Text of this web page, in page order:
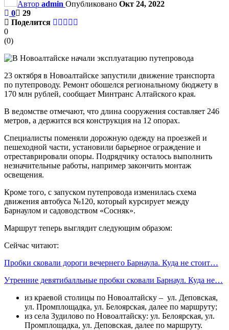
Автор admin Опубликовано Окт 24, 2022
0
29
Поделится
0
(0)
23 октября в Новоалтайске запустили движение транспорта
по путепроводу. Ремонт обошелся региональному бюджету в
170 млн рублей, сообщает Минтранс Алтайского края.
В ведомстве отмечают, что длина сооружения составляет 246
метров, а держится вся конструкция на 12 опорах.
Специалисты поменяли дорожную одежду на проезжей и
пешеходной части, установили барьерное ограждение и
отреставрировали опоры. Подрядчику осталось выполнить
незначительные работы, например закончить монтаж
освещения.
Кроме того, с запуском путепровода изменилась схема
движения автобуса №120, который курсирует между
Барнаулом и садоводством «Сосняк».
Маршрут теперь выглядит следующим образом:
Сейчас читают:
Пробки сковали дороги вечернего Барнаула. Куда не стоит…
Утренние девятибалльные пробки сковали Барнаул. Куда не…
из краевой столицы по Новоалтайску – ул. Деповская,
ул. Промплощадка, ул. Белоярская, далее по маршруту;
из села Зудилово по Новоалтайску: ул. Белоярская, ул.
Промплощадка, ул. Деповская, далее по маршруту.